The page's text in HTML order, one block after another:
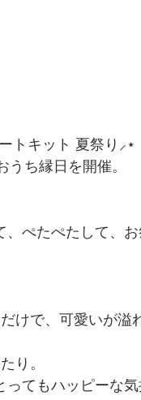
トキット 夏祭り⸝⋆⁡
ち縁日を開催。
ぺたぺたして、
けで、可愛いが溢
り。
てもハッピーな気